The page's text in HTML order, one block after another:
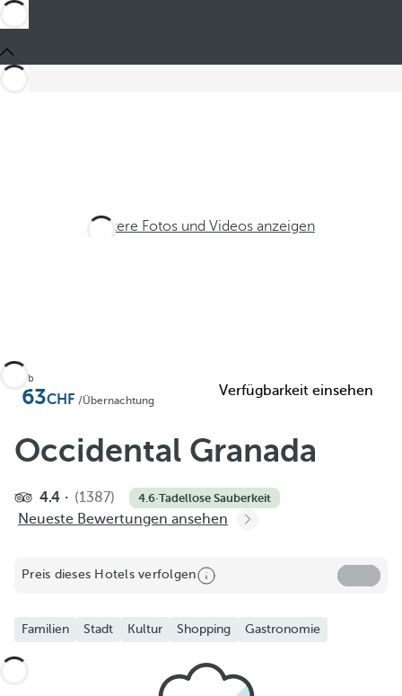
Weitere Fotos und Videos anzeigen
Ab
63 /Übernachtung
Verfügbarkeit einsehen
Occidental Granada
4.4 (1387) 4.6·Tadellose Sauberkeit
Neueste Bewertungen ansehen
Preis dieses Hotels verfolgen
Familien Stadt Kultur Shopping Gastronomie